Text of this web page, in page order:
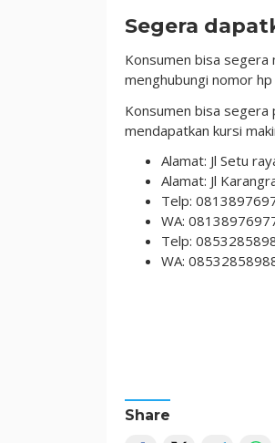
Segera
Konsumen bisa segera
menghubungi nomor hp
Konsumen bisa segera
mendapatkan kursi
Alamat: Jl Setu
Alamat: Jl
Telp:
WA:
Telp:
WA:
Share